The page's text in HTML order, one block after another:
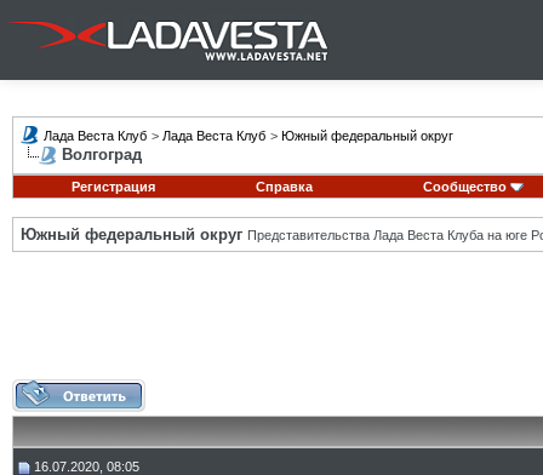
Лада Веста Клуб > Лада Веста Клуб > Южный федеральный округ
Волгоград
Регистрация Справка Сообщество
Южный федеральный округ Представительства Лада Веста Клуба на юге
16.07.2020, 08:05